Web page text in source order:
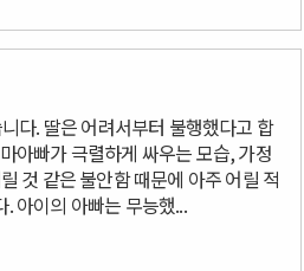
다. 딸은 어려서부터 불행했다고 합
아빠가 극렬하게 싸우는 모습, 가정
것 같은 불안함 때문에 아주 어릴 적
아이의 아빠는 무능했...